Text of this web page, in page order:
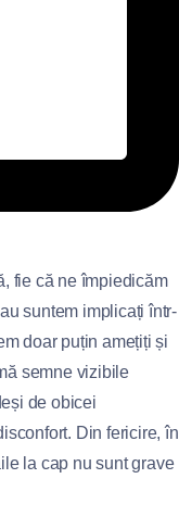
fie că ne împiedicăm
suntem implicați într-
doar puțin amețiți și
semne vizibile
de obicei
Din fericire, în
la cap nu sunt grave